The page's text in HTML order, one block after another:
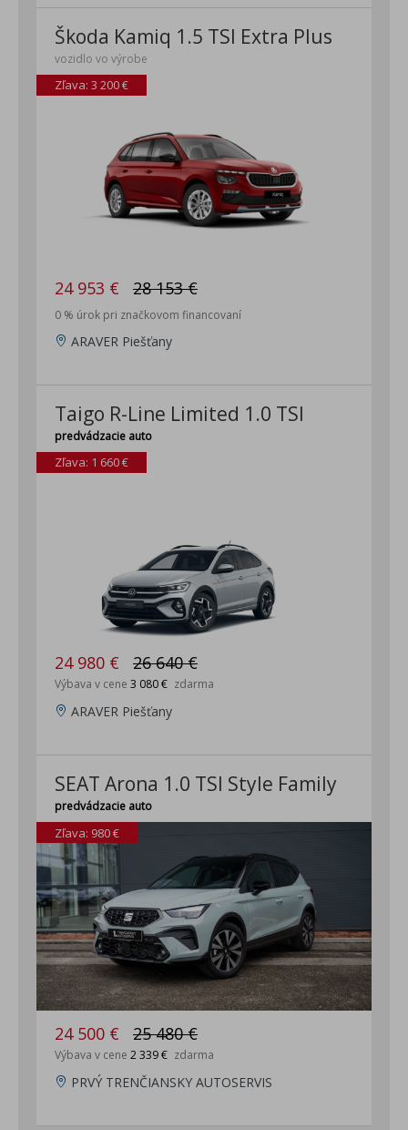
Škoda Kamiq 1.5 TSI Extra Plus
vozidlo vo výrobe
Zľava: 3 200 €
24 953 € 28 153 €
0 % úrok pri značkovom financovaní
ARAVER Piešťany
Taigo R-Line Limited 1.0 TSI
predvádzacie auto
Zľava: 1 660 €
24 980 € 26 640 €
Výbava v cene 3 080 € zdarma
ARAVER Piešťany
SEAT Arona 1.0 TSI Style Family
predvádzacie auto
Zľava: 980 €
24 500 € 25 480 €
Výbava v cene 2 339 € zdarma
PRVÝ TRENČIANSKY AUTOSERVIS